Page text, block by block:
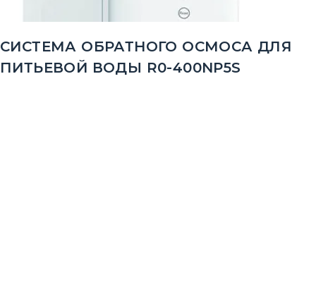
СИСТЕМА ОБРАТНОГО ОСМОСА ДЛЯ
ПИТЬЕВОЙ ВОДЫ R0-400NP5S